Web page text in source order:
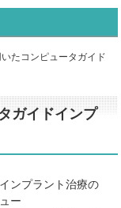
たコンピュータガイド
ガイドインプ
ンプラント治療の
ー